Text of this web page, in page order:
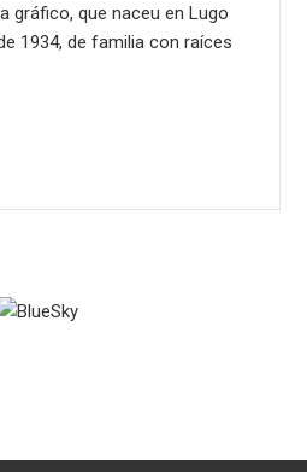
gráfico, que naceu en Lugo
1934, de familia con raíces